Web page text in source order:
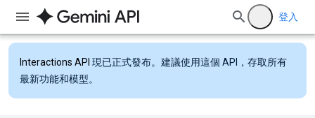
登入
Interactions API 現已正式發布。建議使用這個 API，存取所有
最新功能和模型。